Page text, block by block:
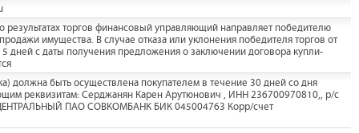
результатах торгов финансовый управляющий направляет победителю
имущества. В случае отказа или уклонения победителя торгов от
дней с даты получения предложения о заключении договора купли-
должна быть осуществлена покупателем в течение 30 дней со дня
реквизитам: Серджанян Карен Арутюнович , ИНН 236700970810,, р/с
ПАО СОВКОМБАНК БИК 045004763 Корр/счет